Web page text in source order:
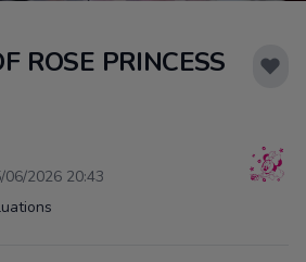
ROSE PRINCESS
2026 20:43